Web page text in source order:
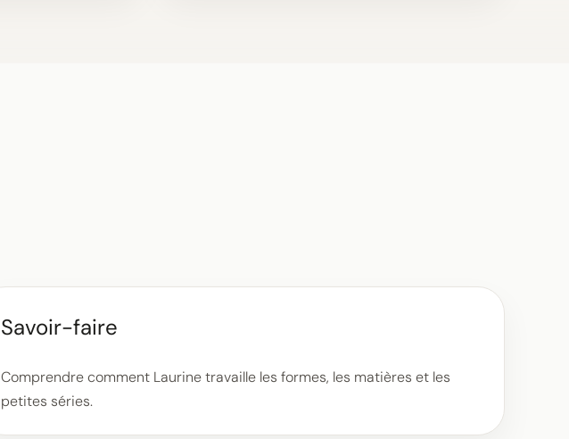
Savoir-faire
Comprendre comment Laurine travaille les formes, les matières et les
petites séries.